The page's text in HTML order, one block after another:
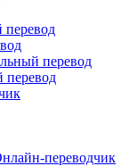
перевод
переводчик